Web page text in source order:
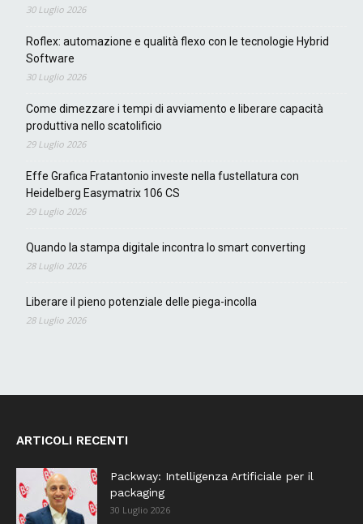
30 Luglio 2026
Roflex: automazione e qualità flexo con le tecnologie Hybrid
Software
30 Luglio 2026
Come dimezzare i tempi di avviamento e liberare capacità
produttiva nello scatolificio
29 Luglio 2026
Effe Grafica Fratantonio investe nella fustellatura con
Heidelberg Easymatrix 106 CS
29 Luglio 2026
Quando la stampa digitale incontra lo smart converting
28 Luglio 2026
Liberare il pieno potenziale delle piega-incolla
28 Luglio 2026
ARTICOLI RECENTI
Packway: Intelligenza Artificiale per il
packaging
30 Luglio 2026